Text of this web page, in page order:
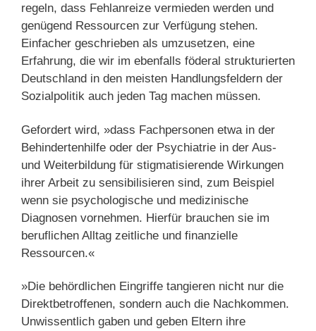
regeln, dass Fehlanreize vermieden werden und
genügend Ressourcen zur Verfügung stehen.
Einfacher geschrieben als umzusetzen, eine
Erfahrung, die wir im ebenfalls föderal strukturierten
Deutschland in den meisten Handlungsfeldern der
Sozialpolitik auch jeden Tag machen müssen.
Gefordert wird, »dass Fachpersonen etwa in der
Behindertenhilfe oder der Psychiatrie in der Aus-
und Weiterbildung für stigmatisierende Wirkungen
ihrer Arbeit zu sensibilisieren sind, zum Beispiel
wenn sie psychologische und medizinische
Diagnosen vornehmen. Hierfür brauchen sie im
beruflichen Alltag zeitliche und finanzielle
Ressourcen.«
»Die behördlichen Eingriffe tangieren nicht nur die
Direktbetroffenen, sondern auch die Nachkommen.
Unwissentlich gaben und geben Eltern ihre